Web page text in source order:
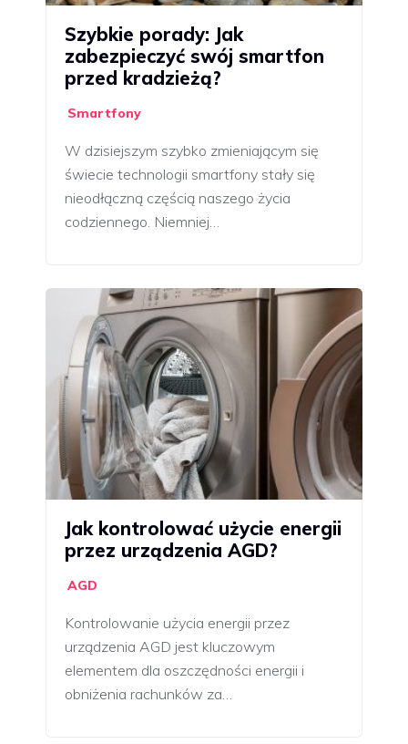
Szybkie porady: Jak
zabezpieczyć swój smartfon
przed kradzieżą?
Smartfony
W dzisiejszym szybko zmieniającym się
świecie technologii smartfony stały się
nieodłączną częścią naszego życia
codziennego. Niemniej…
Jak kontrolować użycie energii
przez urządzenia AGD?
AGD
Kontrolowanie użycia energii przez
urządzenia AGD jest kluczowym
elementem dla oszczędności energii i
obniżenia rachunków za…